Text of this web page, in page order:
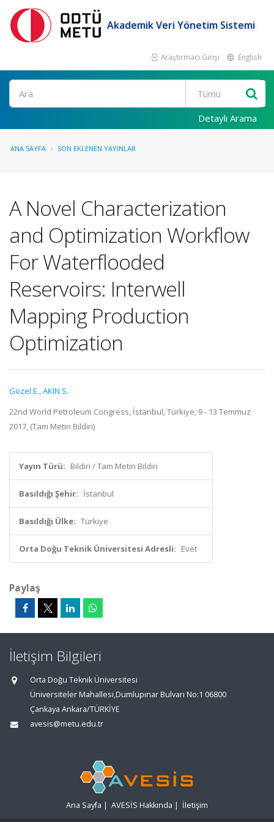
Akademik Veri Yönetim Sistemi
Araştırmacı Girişi English
Ara
Detaylı Arama
ANA SAYFA SON EKLENEN YAYINLAR
A Novel Characterization
and Optimization Workflow
For Waterflooded
Reservoirs: Interwell
Mapping Production
Optimization
Gözel E.,AKIN S.
22nd World Petroleum Congress, İstanbul, Türkiye, 9 - 13 Temmuz
2017, (Tam Metin Bildiri)
Yayın Türü: Bildiri / Tam Metin Bildiri
Basıldığı Şehir: İstanbul
Basıldığı Ülke: Türkiye
Orta Doğu Teknik Üniversitesi Adresli: Evet
Paylaş
İletişim Bilgileri
Orta Doğu Teknik Üniversitesi
Üniversiteler Mahallesi,Dumlupınar Bulvarı No:1 06800
Çankaya Ankara/TÜRKİYE
avesis@metu.edu.tr
Ana Sayfa | AVESİS Hakkında | İletişim